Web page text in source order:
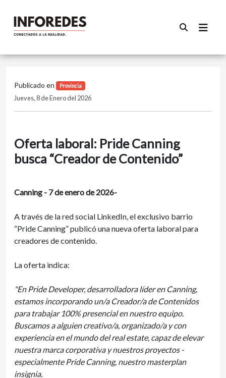
Publicado en Provincia
Jueves, 8 de Enero del 2026
Oferta laboral: Pride Canning
busca “Creador de Contenido”
Canning - 7 de enero de 2026-
A través de la red social LinkedIn, el exclusivo barrio
“Pride Canning” publicó una nueva oferta laboral para
creadores de contenido.
La oferta indica:
"En Pride Developer, desarrolladora líder en Canning,
estamos incorporando un/a Creador/a de Contenidos
para trabajar 100% presencial en nuestro equipo.
Buscamos a alguien creativo/a, organizado/a y con
experiencia en el mundo del real estate, capaz de elevar
nuestra marca corporativa y nuestros proyectos -
especialmente Pride Canning, nuestro masterplan
insignia.